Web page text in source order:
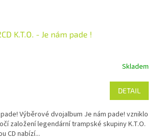
K.T.O. - Je nám pade !
Skladem
DETAIL
pade! Výběrové dvojalbum Je nám pade! vzniklo
založení legendární trampské skupiny K.T.O.
CD nabízí...